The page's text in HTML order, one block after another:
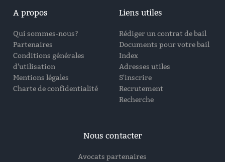
A propos
Qui sommes-nous?
Partenaires
Conditions générales
d'utilisation
Mentions légales
Charte de confidentialité
Liens utiles
Rédiger un contrat de bail
Documents pour votre bail
Index
Adresses utiles
S'inscrire
Recrutement
Recherche
Nous contacter
Avocats partenaires